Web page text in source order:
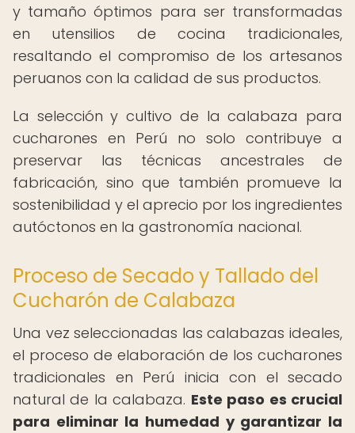
y tamaño óptimos para ser transformadas
en utensilios de cocina tradicionales,
resaltando el compromiso de los artesanos
peruanos con la calidad de sus productos.
La selección y cultivo de la calabaza para
cucharones en Perú no solo contribuye a
preservar las técnicas ancestrales de
fabricación, sino que también promueve la
sostenibilidad y el aprecio por los ingredientes
autóctonos en la gastronomía nacional.
Proceso de Secado y Tallado del
Cucharón de Calabaza
Una vez seleccionadas las calabazas ideales,
el proceso de elaboración de los cucharones
tradicionales en Perú inicia con el secado
natural de la calabaza. Este paso es crucial
para eliminar la humedad y garantizar la